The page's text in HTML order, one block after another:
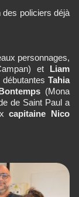
des policiers déjà
personnages,
et Liam
Tahia
(Mona
de Saint Paul a
capitaine Nico